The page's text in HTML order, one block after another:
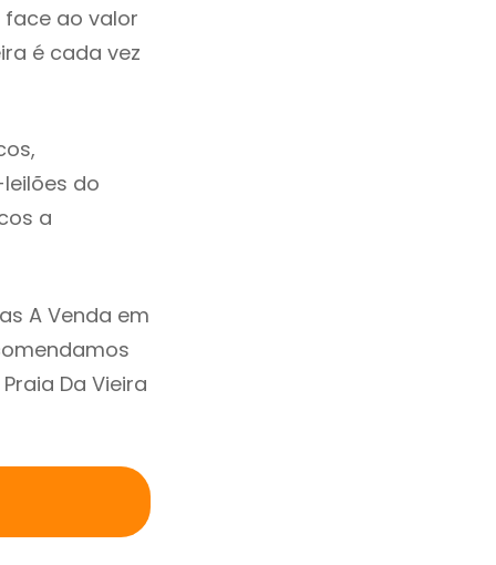
ao valor
é cada vez
do
a
A Venda em
Da Vieira